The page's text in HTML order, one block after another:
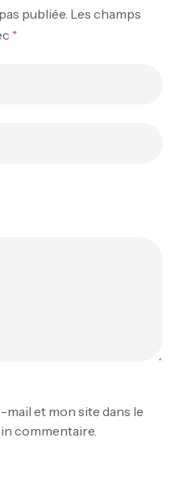
publiée. Les champs
*
et mon site dans le
commentaire.